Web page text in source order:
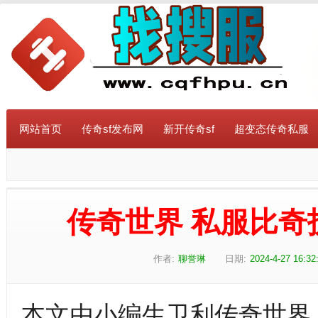
网站首页 传奇sf发布网 新开传奇sf 超变态传奇私服
传奇世界 私服比
作者: 聊誉琳 日期: 2024-4-27